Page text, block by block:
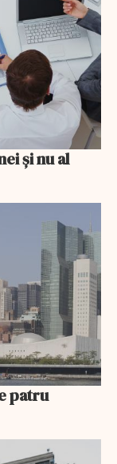
și nu al
patru